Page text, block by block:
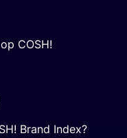
COSH!
Brand Index?